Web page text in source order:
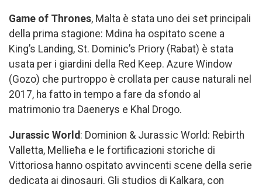
Game of Thrones, Malta è stata uno dei set principali
della prima stagione: Mdina ha ospitato scene a
King’s Landing, St. Dominic’s Priory (Rabat) è stata
usata per i giardini della Red Keep. Azure Window
(Gozo) che purtroppo è crollata per cause naturali nel
2017, ha fatto in tempo a fare da sfondo al
matrimonio tra Daenerys e Khal Drogo.
Jurassic World : Dominion & Jurassic World: Rebirth
Valletta, Mellieħa e le fortificazioni storiche di
Vittoriosa hanno ospitato avvincenti scene della serie
dedicata ai dinosauri. Gli studios di Kalkara, con